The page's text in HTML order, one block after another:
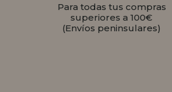
Para todas tus compras
superiores a 100€
(Envíos peninsulares)